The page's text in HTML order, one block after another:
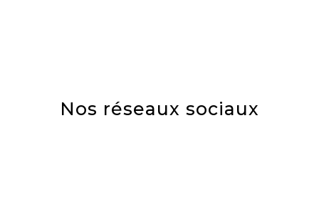
Nos réseaux sociaux